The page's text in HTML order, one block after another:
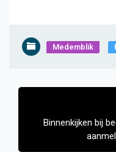
Medemblik
Bericht
Binnenkijken bij